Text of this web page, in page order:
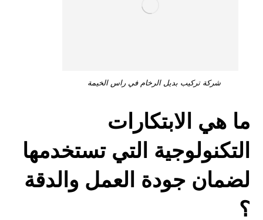
شركة تركيب بديل الرخام في راس الخيمة
ما هي الابتكارات
التكنولوجية التي تستخدمها
لضمان جودة العمل والدقة
؟